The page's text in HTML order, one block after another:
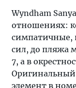
Wyndham
отношениях:
симпатичные,
сил, до пляжа
7, а в
элемент в